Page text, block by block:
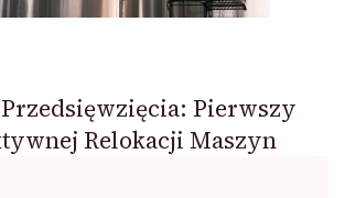
Pierwszy
Relokacji Maszyn